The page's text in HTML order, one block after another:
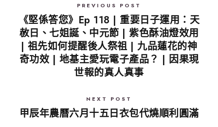
PREVIOUS POST
《堅係答您》Ep 118 | 重要日子運用：天
赦日、七姐誕、中元節 | 紫色酥油燈效用
| 祖先如何提醒後人祭祖 | 九品蓮花的神
奇功效 | 地基主愛玩電子產品？ | 因果現
世報的真人真事
NEXT POST
甲辰年農曆六月十五日衣包代燒順利圓滿